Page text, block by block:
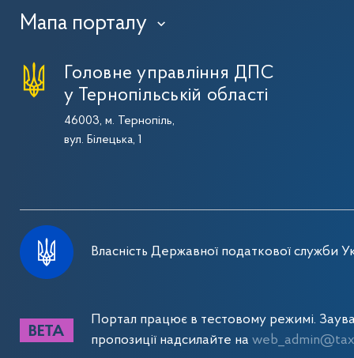
Мапа порталу ›
Головне управління ДПС
у Тернопільській області
46003, м. Тернопіль,
вул. Білецька, 1
Власність Державної податкової служби
Портал працює в тестовому режимі.
пропозиції надсилайте на